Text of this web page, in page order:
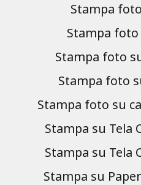
Stampa
Stampa
Stampa foto
Stampa foto
Stampa foto su
Stampa su Tela
Stampa su Tela
Stampa su